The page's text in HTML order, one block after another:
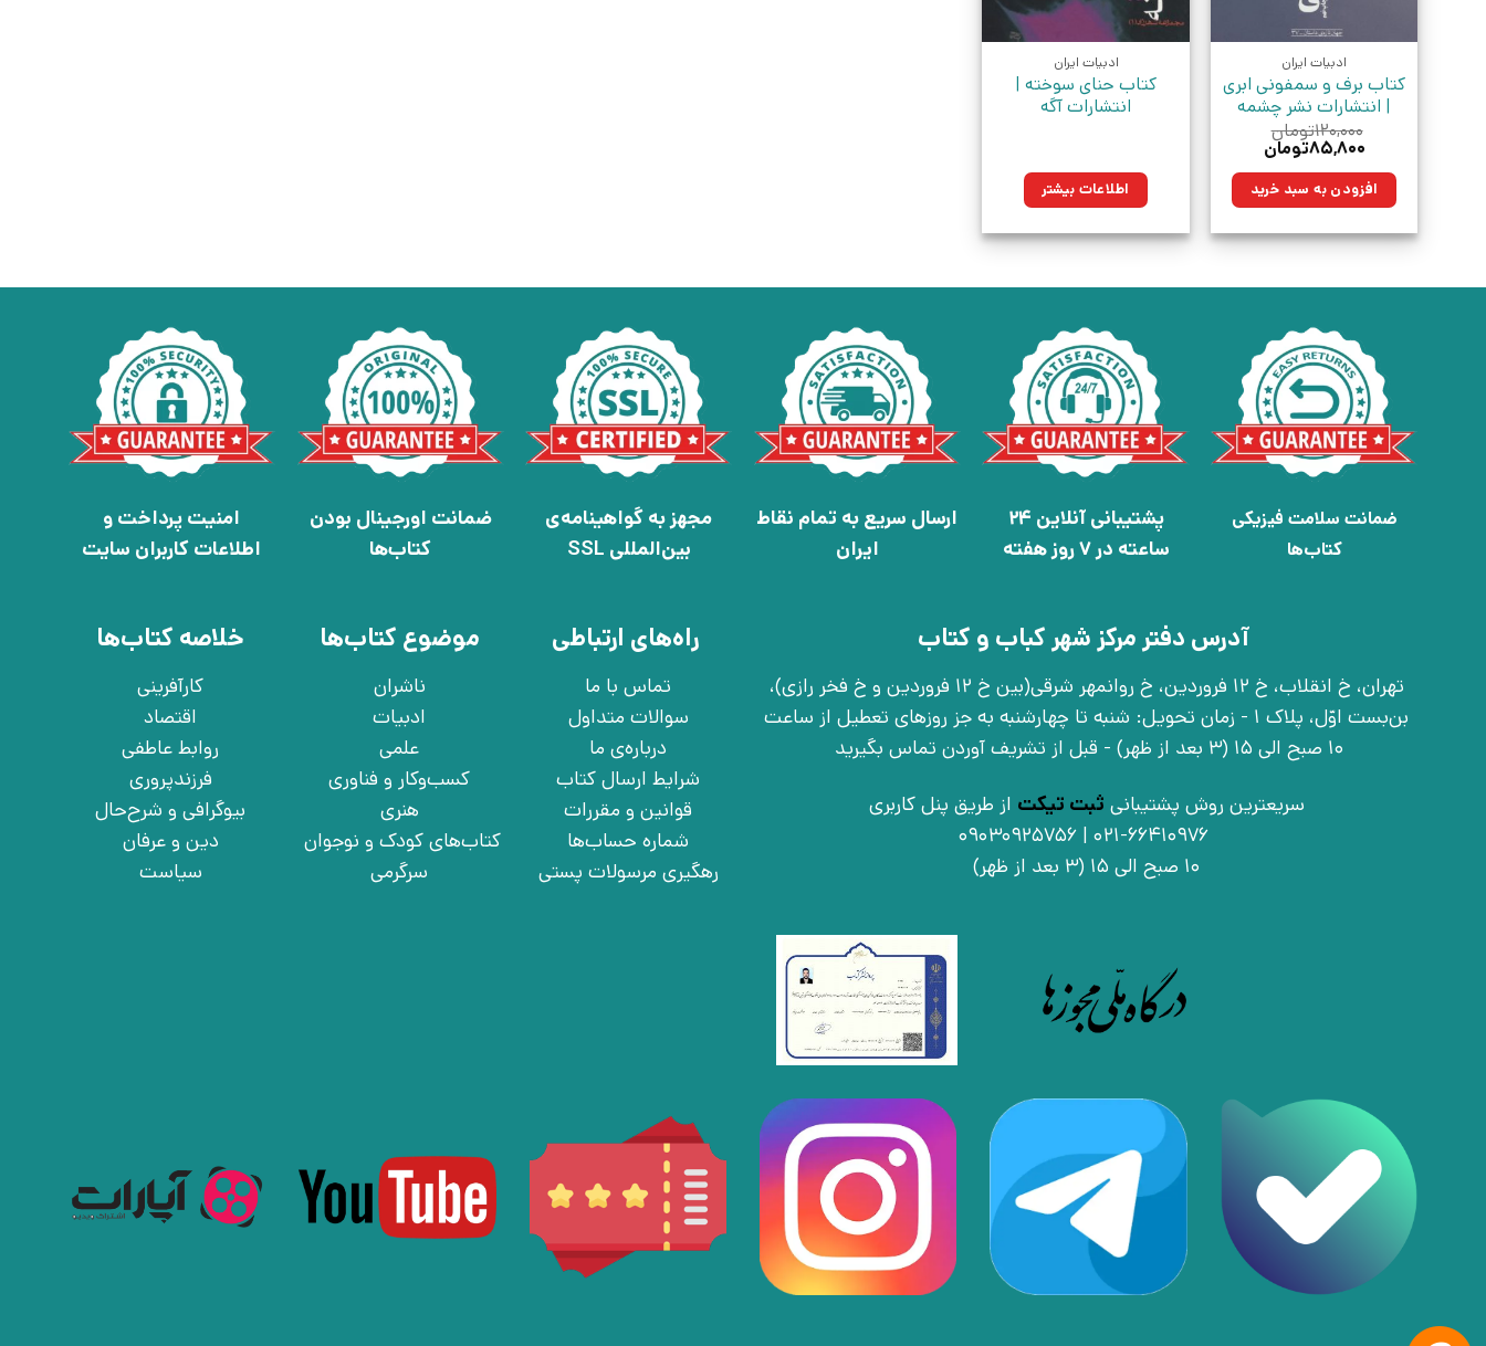
ادبیات ایران
کتاب برف و سمفونی ابری
| انتشارات نشر چشمه
۱۲۰,۰۰۰تومان
قیمت
۱۲۰,۰۰۰تومان
بود.
۸۵,۸۰۰تومان
۸۵,۸۰۰تومان.افزودن به سبد خرید
ادبیات ایران
کتاب حنای سوخته |
انتشارات آگه
اطلاعات بیشتر
ضمانت سلامت فیزیکی
کتاب‌ها
پشتیبانی آنلاین 24
ساعته در 7 روز هفته
ارسال سریع به تمام نقاط
ایران
مجهز به گواهینامه‌ی
بین‌المللی SSL
ضمانت اورجینال بودن
کتاب‌ها
امنیت پرداخت و
اطلاعات کاربران سایت
آدرس دفتر مرکز شهر کباب و کتاب
تهران، خ انقلاب، خ 12 فروردین، خ روانمهر شرقی(بین خ 12 فروردین و خ فخر رازی)،
بن‌بست اوّل، پلاک 1 - زمان تحویل: شنبه تا چهارشنبه به جز روزهای تعطیل از ساعت
10 صبح الی 15 (3 بعد از ظهر) - قبل از تشریف آوردن تماس بگیرید
سریعترین روش پشتیبانی ثبت تیکت از طریق پنل کاربری
10 صبح الی 15 (3 بعد از ظهر)
راه‌های ارتباطی
تماس با ما
سوالات متداول
درباره‌ی ما
شرایط ارسال کتاب
قوانین و مقررات
شماره حساب‌ها
رهگیری مرسولات پستی
موضوع کتاب‌ها
ناشران
ادبیات
علمی
کسب‌وکار و فناوری
هنری
کتاب‌های کودک و نوجوان
سرگرمی
خلاصه کتاب‌ها
کارآفرینی
اقتصاد
روابط عاطفی
فرزندپروری
بیوگرافی و شرح‌حال
دین و عرفان
سیاست